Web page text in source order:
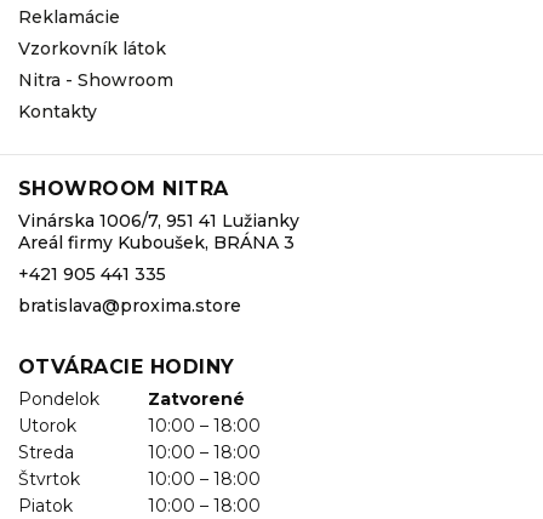
Reklamácie
Vzorkovník látok
Nitra - Showroom
Kontakty
SHOWROOM NITRA
Vinárska 1006/7, 951 41 Lužianky
Areál firmy Kuboušek, BRÁNA 3
+421 905 441 335
bratislava@proxima.store
OTVÁRACIE HODINY
Pondelok
Zatvorené
Utorok
10:00 – 18:00
Streda
10:00 – 18:00
Štvrtok
10:00 – 18:00
Piatok
10:00 – 18:00